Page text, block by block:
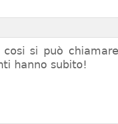
cosi si può
hanno subito!